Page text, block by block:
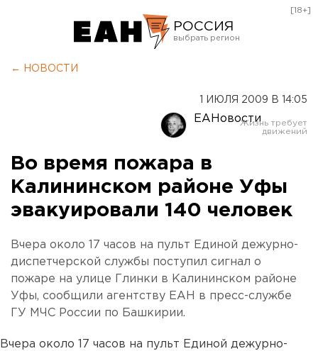
РОССИЯ
Оренбург
[18+]
← НОВОСТИ
1 ИЮЛЯ 2009 В 14:05
ЕАНовости
Во время пожара в
Калининском районе Уфы
эвакуировали 140 человек
Вчера около 17 часов на пульт Единой дежурно-
диспетчерской службы поступил сигнал о
пожаре на улице Глинки в Калининском районе
Уфы, сообщили агентству ЕАН в пресс-службе
ГУ МЧС России по Башкирии.
Вчера около 17 часов на пульт Единой дежурно-